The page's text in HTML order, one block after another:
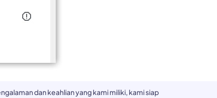
dan keahlian yang kami miliki, kami siap